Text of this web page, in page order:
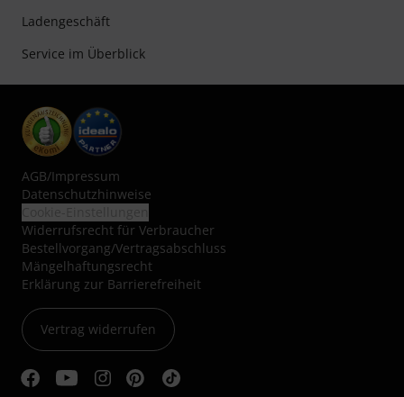
Ladengeschäft
Service im Überblick
AGB/Impressum
Datenschutzhinweise
Widerrufsrecht für Verbraucher
Bestellvorgang/Vertragsabschluss
Mängelhaftungsrecht
Erklärung zur Barrierefreiheit
Vertrag widerrufen